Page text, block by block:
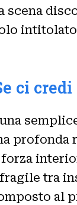
scena
intitolato
ci credi
profonda
tra
al